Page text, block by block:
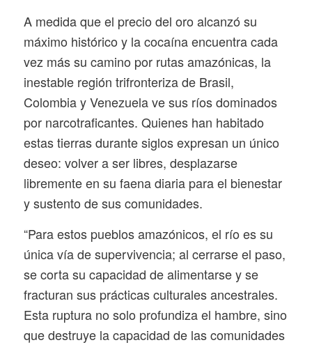
A medida que el precio del oro alcanzó su
máximo histórico y la cocaína encuentra cada
vez más su camino por rutas amazónicas, la
inestable región trifronteriza de Brasil,
Colombia y Venezuela ve sus ríos dominados
por narcotraficantes. Quienes han habitado
estas tierras durante siglos expresan un único
deseo: volver a ser libres, desplazarse
libremente en su faena diaria para el bienestar
y sustento de sus comunidades.
“Para estos pueblos amazónicos, el río es su
única vía de supervivencia; al cerrarse el paso,
se corta su capacidad de alimentarse y se
fracturan sus prácticas culturales ancestrales.
Esta ruptura no solo profundiza el hambre, sino
que destruye la capacidad de las comunidades